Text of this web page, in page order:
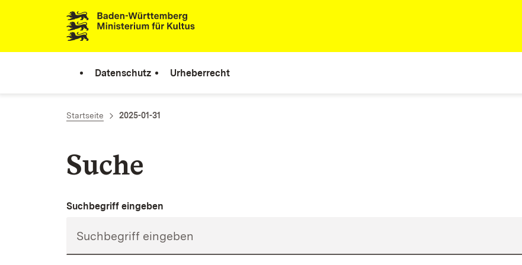
Zum Inhalt springen
Link zur Startseite
Datenschutz Urheberrecht
Startseite 2025-01-31
Suche
Suchbegriff eingeben